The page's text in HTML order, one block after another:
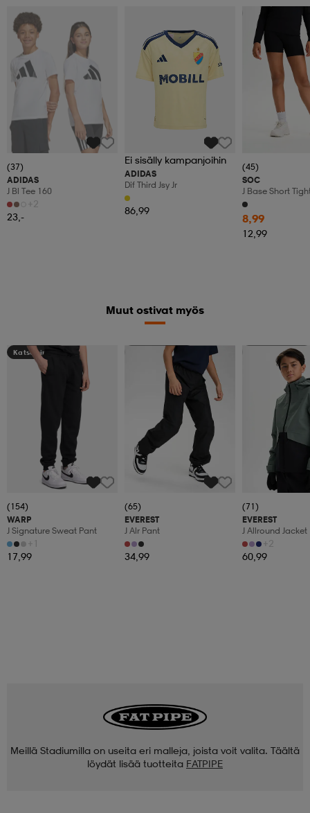
(37)
ADIDAS
J Bl Tee 160
+2
23,-
Ei sisälly kampanjoihin
ADIDAS
Dif Third Jsy Jr
86,99
Member
(45)
SOC
J Base Short
8,99
12,99
Muut ostivat myös
Katso hintaa
(154)
WARP
J Signature Sweat Pant
+1
17,99
Kampanja -25%
(65)
EVEREST
J Alr Pant
34,99
Kampanja -25%
(71)
EVEREST
J Allround Jacket
+2
60,99
Meillä Stadiumilla on useita eri malleja, joista voit valita. Täältä
löydät lisää tuotteita FATPIPE